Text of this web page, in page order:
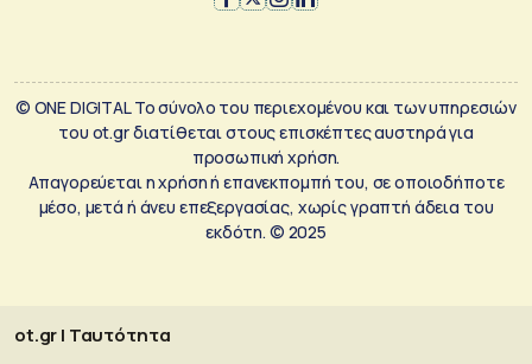
© ONE DIGITAL Το σύνολο του περιεχομένου και των υπηρεσιών
του ot.gr διατίθεται στους επισκέπτες αυστηρά για
προσωπική χρήση.
Απαγορεύεται η χρήση ή επανεκπομπή του, σε οποιοδήποτε
μέσο, μετά ή άνευ επεξεργασίας, χωρίς γραπτή άδεια του
εκδότη. © 2025
ot.gr | Ταυτότητα